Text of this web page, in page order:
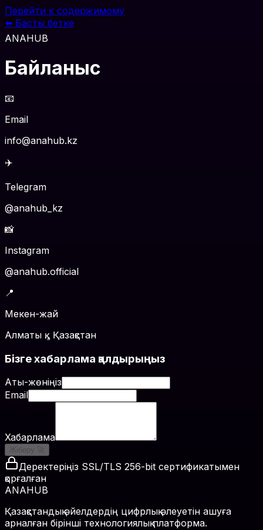
Перейти к содержимому
⬅️ Басты бетке
ANAHUB
Байланыс
📧
Email
info@anahub.kz
✈️
Telegram
@anahub_kz
📸
Instagram
@anahub.official
📍
Мекен-жай
Алматы қ., Қазақстан
Бізге хабарлама қалдырыңыз
Аты-жөніңіз
Email
Хабарлама
Жіберу 🚀
Деректеріңіз SSL/TLS 256-bit сертификатымен
қорғалған
ANAHUB
Қазақстандық әйелдердің цифрлық әлеуетін ашуға
арналған бірінші технологиялық платформа.